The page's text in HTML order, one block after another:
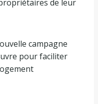
de leur
campagne
pour faciliter